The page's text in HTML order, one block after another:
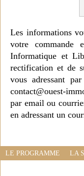
Les informations
votre commande
Informatique et
rectification et de
vous adressant
contact@ouest-
par email ou
en adressant un
LE PROGRAMME LA